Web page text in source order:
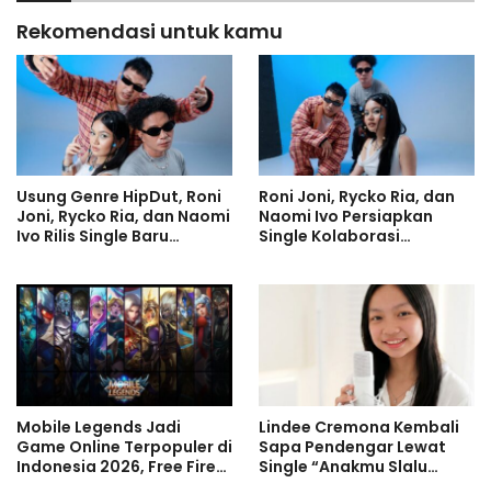
Rekomendasi untuk kamu
Usung Genre HipDut, Roni
Joni, Rycko Ria, dan Naomi
Ivo Rilis Single Baru
Roni Joni, Rycko Ria, dan
Naomi Ivo Persiapkan
Single Kolaborasi
Mobile Legends Jadi
Game Online Terpopuler di
Indonesia 2026, Free Fire
Lindee Cremona Kembali
Sapa Pendengar Lewat
Single “Anakmu Slalu